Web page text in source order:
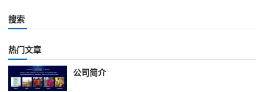
搜索
热门文章
公司简介